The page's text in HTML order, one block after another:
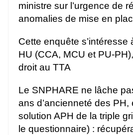
ministre sur l’urgence de
anomalies de mise en
Cette enquête s’intéresse
HU (CCA, MCU et PU-
droit au TTA
Le SNPHARE ne lâche
ans d’ancienneté des PH,
solution APH de la triple
le questionnaire) :